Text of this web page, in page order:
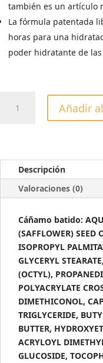
también es un artículo
La fórmula patentada
horas para una
poder hidratante de
HUMECTANTE
HEMP-
CÁÑAMO
BATIDO,
CHÍA
237GR
cantidad
Añadir
Descripción
Valoraciones (0)
Cáñamo batido:
(SAFFLOWER) SEED
ISOPROPYL
GLYCERYL
(OCTYL),
POLYACRYLATE
DIMETHICONOL,
TRIGLYCERIDE,
BUTTER,
ACRYLOYL
GLUCOSIDE,